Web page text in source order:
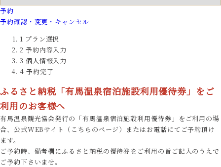
予約
予約確認・変更・キャンセル
1 プラン選択
2 予約内容入力
3 個人情報入力
4 予約完了
ふるさと納税「有馬温泉宿泊施設利用優待券」をご
利用のお客様へ
有馬温泉観光協会発行の「有馬温泉宿泊施設利用優待券」をご利用の場
合、公式WEBサイト（こちらのページ）またはお電話にてご予約頂け
ます。
ご予約時、備考欄にふるさと納税の優待券をご利用の旨ご記入のうえで
ご予約下さいませ。